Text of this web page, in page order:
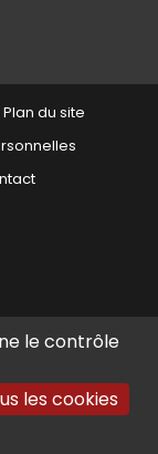
le contrôle
les cookies
Plan du site